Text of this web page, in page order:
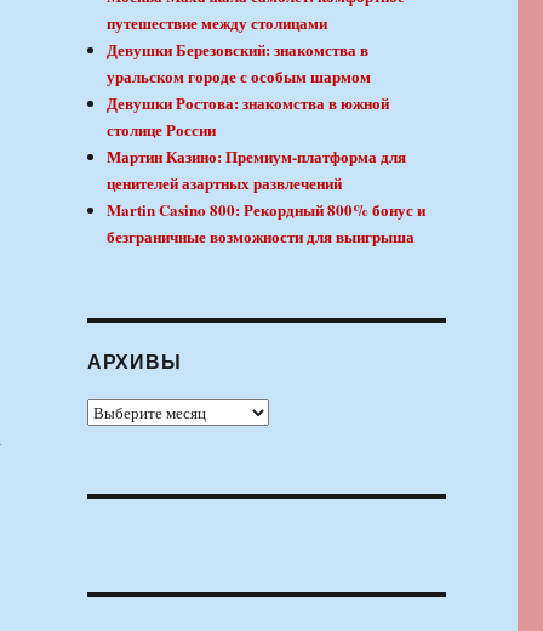
путешествие между столицами
Девушки Березовский: знакомства в
уральском городе с особым шармом
Девушки Ростова: знакомства в южной
столице России
Мартин Казино: Премиум-платформа для
ценителей азартных развлечений
Martin Casino 800: Рекордный 800% бонус и
безграничные возможности для выигрыша
АРХИВЫ
Архивы